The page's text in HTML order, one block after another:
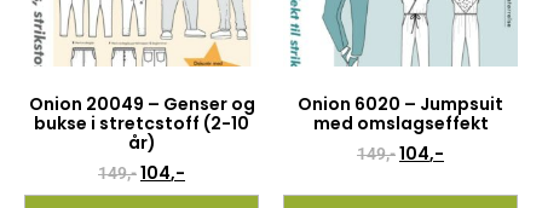
Onion 20049 – Genser og
bukse i stretcstoff (2-10
år)
149,-104,-
Onion 6020 – Jumpsuit
med omslagseffekt
149,-104,-